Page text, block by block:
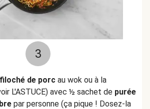
3
de porc au wok ou à la
L'ASTUCE) avec ½ sachet de purée
par personne (ça pique ! Dosez-la